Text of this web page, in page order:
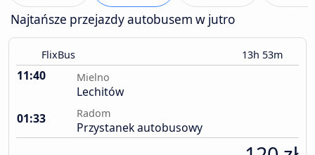
Najtańsze przejazdy autobusem w jutro
FlixBus 13h 53m
11:40 Mielno
Lechitów
01:33
Radom
Przystanek autobusowy